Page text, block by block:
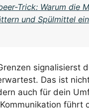
Trick: Warum die
und Spülmittel
signalisierst
Das ist
auch für dein
führt